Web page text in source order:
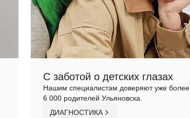
С заботой о детских глазах
Нашим специалистам доверяют уже более
6 000 родителей Ульяновска.
ДИАГНОСТИКА